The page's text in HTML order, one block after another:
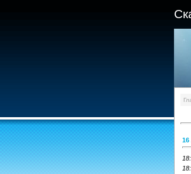
16